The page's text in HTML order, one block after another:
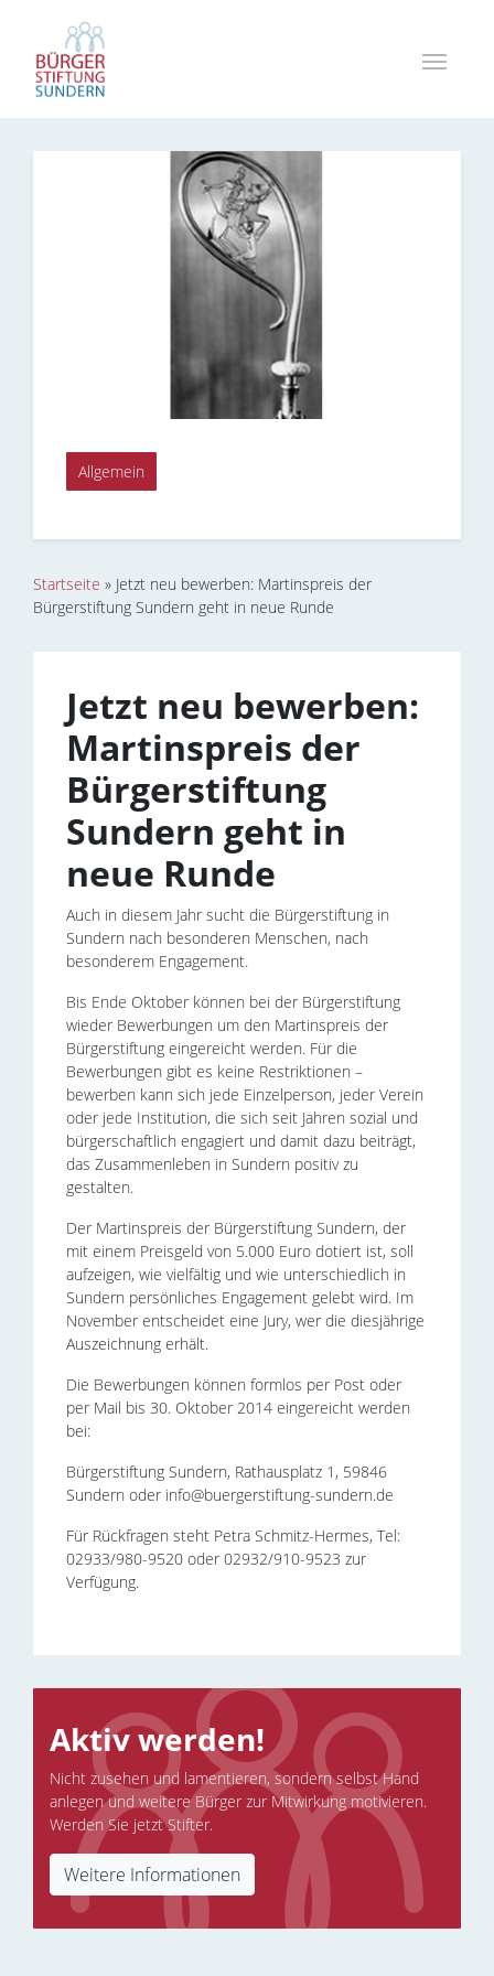
Allgemein
Startseite » Jetzt neu bewerben: Martinspreis der
Bürgerstiftung Sundern geht in neue Runde
Jetzt neu bewerben:
Martinspreis der
Bürgerstiftung
Sundern geht in
neue Runde
Auch in diesem Jahr sucht die Bürgerstiftung in
Sundern nach besonderen Menschen, nach
besonderem Engagement.
Bis Ende Oktober können bei der Bürgerstiftung
wieder Bewerbungen um den Martinspreis der
Bürgerstiftung eingereicht werden. Für die
Bewerbungen gibt es keine Restriktionen –
bewerben kann sich jede Einzelperson, jeder Verein
oder jede Institution, die sich seit Jahren sozial und
bürgerschaftlich engagiert und damit dazu beiträgt,
das Zusammenleben in Sundern positiv zu
gestalten.
Der Martinspreis der Bürgerstiftung Sundern, der
mit einem Preisgeld von 5.000 Euro dotiert ist, soll
aufzeigen, wie vielfältig und wie unterschiedlich in
Sundern persönliches Engagement gelebt wird. Im
November entscheidet eine Jury, wer die diesjährige
Auszeichnung erhält.
Die Bewerbungen können formlos per Post oder
per Mail bis 30. Oktober 2014 eingereicht werden
bei:
Bürgerstiftung Sundern, Rathausplatz 1, 59846
Sundern oder info@buergerstiftung-sundern.de
Für Rückfragen steht Petra Schmitz-Hermes, Tel:
02933/980-9520 oder 02932/910-9523 zur
Verfügung.
Aktiv werden!
Nicht zusehen und lamentieren, sondern selbst Hand
anlegen und weitere Bürger zur Mitwirkung motivieren.
Werden Sie jetzt Stifter.
Weitere Informationen